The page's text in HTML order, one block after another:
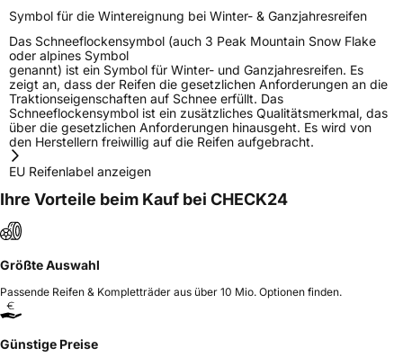
Symbol für die Wintereignung bei Winter- & Ganzjahresreifen
Das Schneeflockensymbol (auch 3 Peak Mountain Snow Flake
oder alpines Symbol
genannt) ist ein Symbol für Winter- und Ganzjahresreifen. Es
zeigt an, dass der Reifen die gesetzlichen Anforderungen an die
Traktionseigenschaften auf Schnee erfüllt. Das
Schneeflockensymbol ist ein zusätzliches Qualitätsmerkmal, das
über die gesetzlichen Anforderungen hinausgeht. Es wird von
den Herstellern freiwillig auf die Reifen aufgebracht.
EU Reifenlabel anzeigen
Ihre Vorteile beim Kauf bei CHECK24
Größte Auswahl
Passende Reifen & Kompletträder aus über 10 Mio. Optionen finden.
Günstige Preise